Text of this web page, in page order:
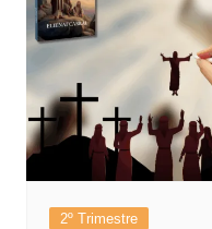
2º Trimestre